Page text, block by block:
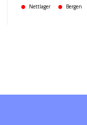
Nettlager Bergen